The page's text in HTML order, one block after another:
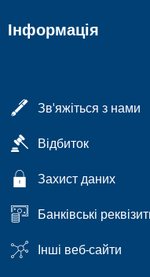
Інформація
Зв'яжіться з нами
Відбиток
Захист даних
Банківські
Інші веб-сайти